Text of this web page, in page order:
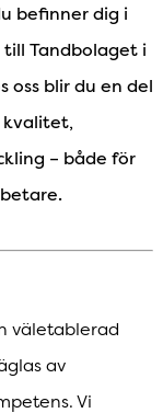
befinner dig i
Tandbolaget i
oss blir du en del
– både för
väletablerad
av
Vi